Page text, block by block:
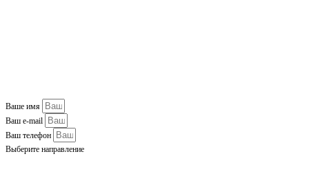
Ваше имя
Ваш e-mail
Ваш телефон
Выберите направление